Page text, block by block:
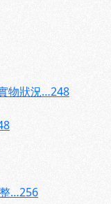
物狀況…248
…256